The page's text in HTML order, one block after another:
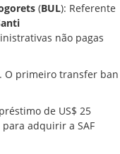
(BUL): Referente
não pagas
O primeiro transfer ban
de US$ 25
adquirir a SAF